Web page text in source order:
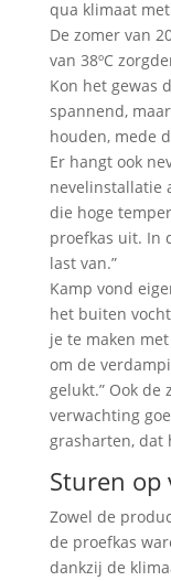
qua klimaat
De zomer van
van 38ºC
Kon het gewas
spannend,
houden, mede
Er hangt ook
nevelinstallatie
die hoge
proefkas uit. In
last van.”
Kamp vond
het buiten
je te maken
om de
gelukt.” Ook de
verwachting
grasharten, dat
Sturen op
Zowel de
de proefkas
dankzij de